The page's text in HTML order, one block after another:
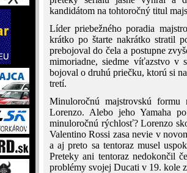
kandidátom na tohtoročný titul
Líder priebežného poradia
krátko po štarte nakrátko stratil
prebojoval do čela a postupne
mimoriadne, siedme víťazstvo v
bojoval o druhú priečku, ktorú si
tretí.
Minuloročnú majstrovskú formu
Lorenzo. Alebo jeho Yamaha
minuloročnú rýchlosť? Lorenzo
Valentino Rossi zasa nevie v
a aj preto sa tentoraz musel
Preteky ani tentoraz nedokončil
problémy svojej Ducati v 19. kole